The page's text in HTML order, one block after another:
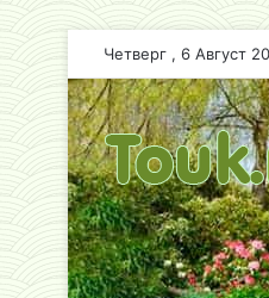
Четверг , 6 Август